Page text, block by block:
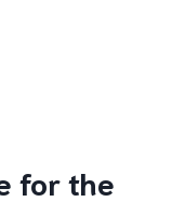
for the